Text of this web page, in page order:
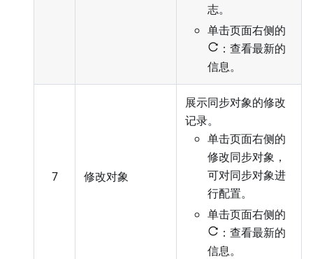
志。
单击页面右侧的
：查看最新的
信息。
7 修改对象
展示同步对象的修改
记录。
单击页面右侧的
修改同步对象，
可对同步对象进
行配置。
单击页面右侧的
：查看最新的
信息。